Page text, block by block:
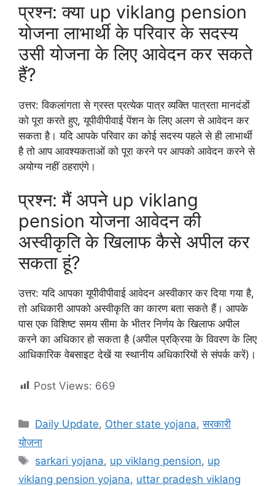
प्रश्न: क्या up viklang pension
योजना लाभार्थी के परिवार के सदस्य
उसी योजना के लिए आवेदन कर सकते
हैं?
उत्तर: विकलांगता से ग्रस्त प्रत्येक पात्र व्यक्ति पात्रता मानदंडों
को पूरा करते हुए, यूपीवीपीवाई पेंशन के लिए अलग से आवेदन कर
सकता है। यदि आपके परिवार का कोई सदस्य पहले से ही लाभार्थी
है तो आप आवश्यकताओं को पूरा करने पर आपको आवेदन करने से
अयोग्य नहीं ठहराएंगे।
प्रश्न: मैं अपने up viklang
pension योजना आवेदन की
अस्वीकृति के खिलाफ कैसे अपील कर
सकता हूं?
उत्तर: यदि आपका यूपीवीपीवाई आवेदन अस्वीकार कर दिया गया है,
तो अधिकारी आपको अस्वीकृति का कारण बता सकते हैं। आपके
पास एक विशिष्ट समय सीमा के भीतर निर्णय के खिलाफ अपील
करने का अधिकार हो सकता है (अपील प्रक्रिया के विवरण के लिए
आधिकारिक वेबसाइट देखें या स्थानीय अधिकारियों से संपर्क करें)।
Post Views: 669
Categories
Daily Update, Other state yojana,सरकारी
योजना
Tags
sarkari yojana, up viklang pension, up
viklang pension yojana, uttar pradesh viklang